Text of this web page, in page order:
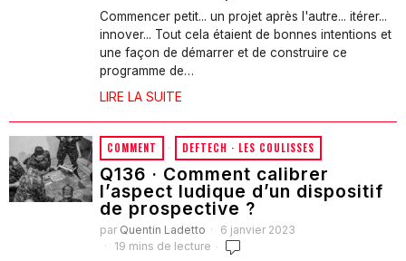
Commencer petit... un projet après l'autre... itérer...
innover... Tout cela étaient de bonnes intentions et
une façon de démarrer et de construire ce
programme de…
LIRE LA SUITE
COMMENT · DEFTECH · LES COULISSES
Q136 · Comment calibrer
l’aspect ludique d’un dispositif
de prospective ?
par Quentin Ladetto
6 janvier 2023
19 mins de lecture